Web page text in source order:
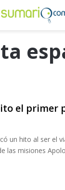
el primer
un hito al ser el
las misiones